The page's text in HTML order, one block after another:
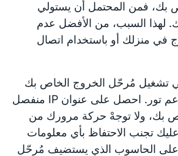
بك، فمن المحتمل أن يستولي
لهذا السبب، من الأفضل عدم
في منزلك أو باستخدام اتصال
تشغيل مُرحّل الخروج الخاص بك
في منشأة تجارية تدعم تور. احصل على عنوان IP منفصل
بك، ولا توجهْ حركة مرورك من
تجنب الاحتفاظ بأي معلومات
الحاسوب الذي يستضيف مُرحّل